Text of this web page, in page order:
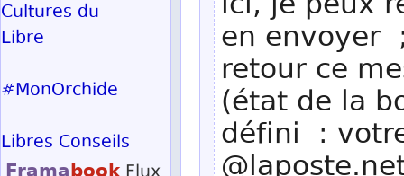
en envoyer
retour ce
(état de la
défini :
Cultures du
Libre
#MonOrchide
Libres Conseils